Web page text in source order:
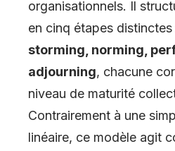
organisationnels. Il
en cinq étapes distinctes
storming, norming,
adjourning, chacune
niveau de maturité
Contrairement à une
linéaire, ce modèle agit